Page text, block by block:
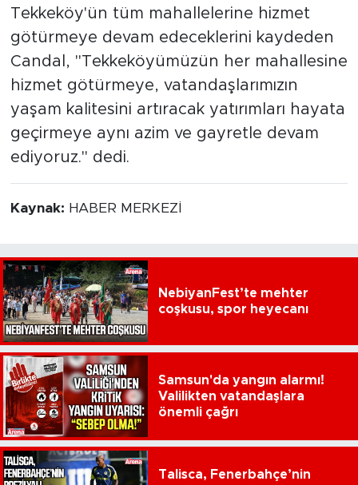
Tekkeköy'ün tüm mahallelerine hizmet
götürmeye devam edeceklerini kaydeden
Candal, "Tekkeköyümüzün her mahallesine
hizmet götürmeye, vatandaşlarımızın
yaşam kalitesini artıracak yatırımları hayata
geçirmeye aynı azim ve gayretle devam
ediyoruz." dedi.
Kaynak: HABER MERKEZİ
NebiyanFest’te mehter
coşkusu, spor heyecanı
Samsun'da yangın alarmı!
Valilikten vatandaşlara
önemli çağrı
Talisca, Fenerbahçe’nin